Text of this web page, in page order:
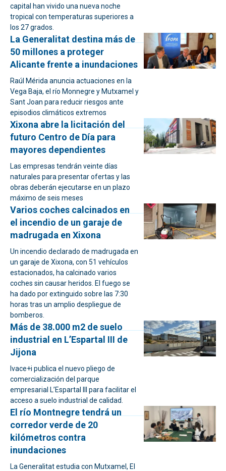
capital han vivido una nueva noche
tropical con temperaturas superiores a
los 27 grados.
La Generalitat destina más de
50 millones a proteger
Alicante frente a inundaciones
Raúl Mérida anuncia actuaciones en la
Vega Baja, el río Monnegre y Mutxamel y
Sant Joan para reducir riesgos ante
episodios climáticos extremos
Xixona abre la licitación del
futuro Centro de Día para
mayores dependientes
Las empresas tendrán veinte días
naturales para presentar ofertas y las
obras deberán ejecutarse en un plazo
máximo de seis meses
Varios coches calcinados en
el incendio de un garaje de
madrugada en Xixona
Un incendio declarado de madrugada en
un garaje de Xixona, con 51 vehículos
estacionados, ha calcinado varios
coches sin causar heridos. El fuego se
ha dado por extinguido sobre las 7:30
horas tras un amplio despliegue de
bomberos.
Más de 38.000 m2 de suelo
industrial en L’Espartal III de
Jijona
Ivace+i publica el nuevo pliego de
comercialización del parque
empresarial L’Espartal III para facilitar el
acceso a suelo industrial de calidad.
El río Montnegre tendrá un
corredor verde de 20
kilómetros contra
inundaciones
La Generalitat estudia con Mutxamel, El